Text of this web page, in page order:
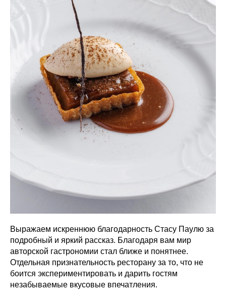
Выражаем искреннюю благодарность Стасу Паулю за
подробный и яркий рассказ. Благодаря вам мир
авторской гастрономии стал ближе и понятнее.
Отдельная признательность ресторану за то, что не
боится экспериментировать и дарить гостям
незабываемые вкусовые впечатления.